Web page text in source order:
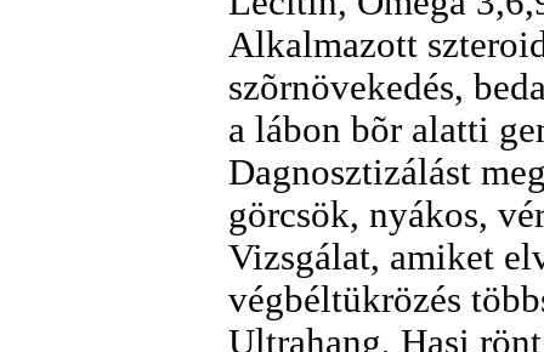
Alkalmazott
szõrnövekedés,
a lábon bõr alatti
Dagnosztizálást
görcsök, nyákos,
Vizsgálat, amiket
végbéltükrözés
Ultrahang, Hasi